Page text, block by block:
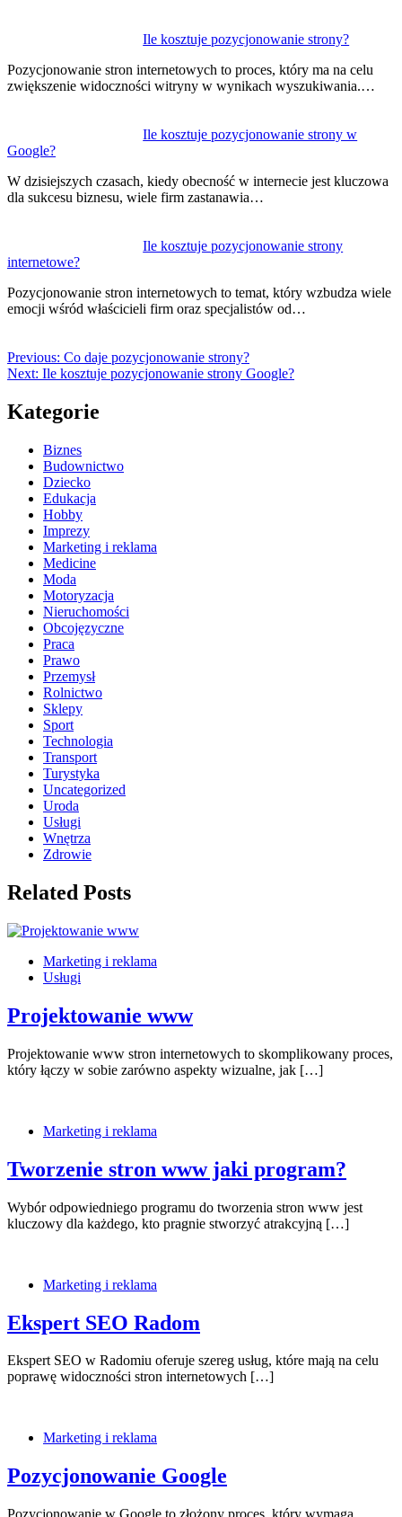
Ile kosztuje pozycjonowanie strony?
Pozycjonowanie stron internetowych to proces, który ma na celu
zwiększenie widoczności witryny w wynikach wyszukiwania.…
Ile kosztuje pozycjonowanie strony w
Google?
W dzisiejszych czasach, kiedy obecność w internecie jest kluczowa
dla sukcesu biznesu, wiele firm zastanawia…
Ile kosztuje pozycjonowanie strony
internetowe?
Pozycjonowanie stron internetowych to temat, który wzbudza wiele
emocji wśród właścicieli firm oraz specjalistów od…
Previous: Co daje pozycjonowanie strony?
Next: Ile kosztuje pozycjonowanie strony Google?
Kategorie
Biznes
Budownictwo
Dziecko
Edukacja
Hobby
Imprezy
Marketing i reklama
Medicine
Moda
Motoryzacja
Nieruchomości
Obcojęzyczne
Praca
Prawo
Przemysł
Rolnictwo
Sklepy
Sport
Technologia
Transport
Turystyka
Uncategorized
Uroda
Usługi
Wnętrza
Zdrowie
Related Posts
Marketing i reklama
Usługi
Projektowanie www
Projektowanie www stron internetowych to skomplikowany proces,
który łączy w sobie zarówno aspekty wizualne, jak […]
Marketing i reklama
Tworzenie stron www jaki program?
Wybór odpowiedniego programu do tworzenia stron www jest
kluczowy dla każdego, kto pragnie stworzyć atrakcyjną […]
Marketing i reklama
Ekspert SEO Radom
Ekspert SEO w Radomiu oferuje szereg usług, które mają na celu
poprawę widoczności stron internetowych […]
Marketing i reklama
Pozycjonowanie Google